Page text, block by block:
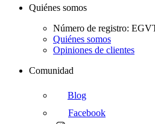
Quiénes somos
Número de registro:
Quiénes somos
Opiniones de clientes
Comunidad
Blog
Facebook